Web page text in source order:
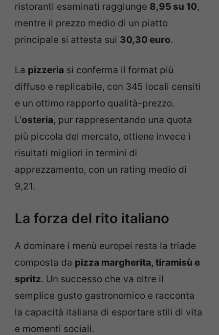
ristoranti esaminati raggiunge 8,95 su 10,
mentre il prezzo medio di un piatto
principale si attesta sui 30,30 euro.
La pizzeria si conferma il format più
diffuso e replicabile, con 345 locali censiti
e un ottimo rapporto qualità-prezzo.
L’osteria, pur rappresentando una quota
più piccola del mercato, ottiene invece i
risultati migliori in termini di
apprezzamento, con un rating medio di
9,21.
La forza del rito italiano
A dominare i menù europei resta la triade
composta da pizza margherita, tiramisù e
spritz. Un successo che va oltre il
semplice gusto gastronomico e racconta
la capacità italiana di esportare stili di vita
e momenti sociali.